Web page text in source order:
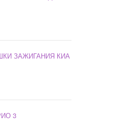
ЗАЖИГАНИЯ КИА
3